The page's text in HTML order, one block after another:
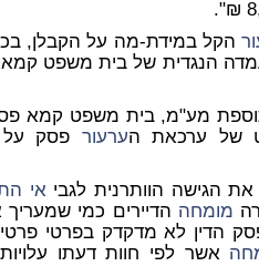
הקל במידת-מה על הקבלן, בכך
הנגדית של בית משפט קמא,
הליקוי היא 12000 ₪ בתוספת מע"מ, בית
של ערכאת הערעור פסק על
את הגישה הוותרנית לגביאי
מומחה הדיירים כמי שמעריך
הדין לא מדקדק בפרטי
אשר לפי חוות דעתו עלויות